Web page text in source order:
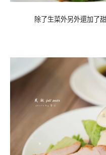
除了生菜外另外還加了